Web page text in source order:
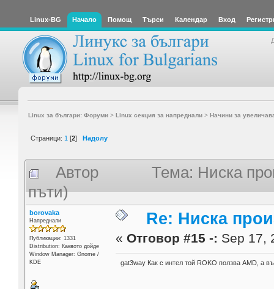
Linux-BG Начало Помощ Търси Календар Вход
Linux за българи: Форуми> Linux секция за напреднали> Начини за
Страници: 1 [2] Надолу
Автор
Тема: Ниска
пъти)
borovaka
Напреднали
Публикации: 1331
Distribution: Каквото дойде
Window Manager: Gnome /
KDE
Re: Ниска
« Отговор #15 -: Sep 17,
gat3way Как с интел той ROKO ползва AMD, а